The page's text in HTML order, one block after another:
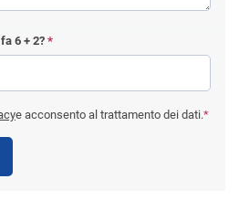
6 + 2? *
e acconsento al trattamento dei dati.*